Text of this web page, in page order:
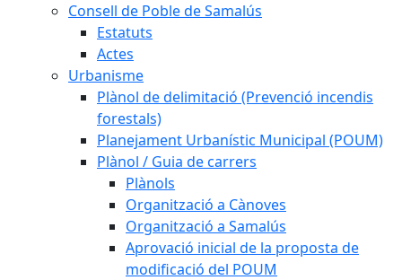
Consell de Poble de Samalús
Estatuts
Actes
Urbanisme
Plànol de delimitació (Prevenció incendis
forestals)
Planejament Urbanístic Municipal (POUM)
Plànol / Guia de carrers
Plànols
Organització a Cànoves
Organització a Samalús
Aprovació inicial de la proposta de
modificació del POUM